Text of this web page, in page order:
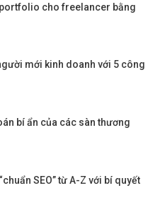
cho freelancer bằng
mới kinh doanh với 5 công
bí ẩn của các sàn thương
SEO” từ A-Z với bí quyết